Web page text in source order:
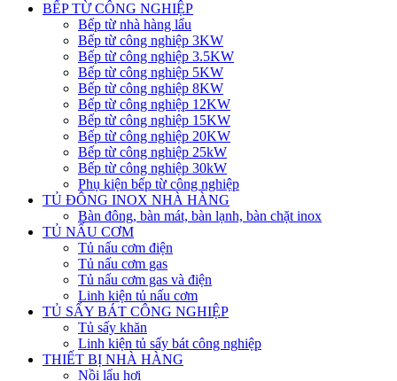
BẾP TỪ CÔNG NGHIỆP
Bếp từ nhà hàng lẩu
Bếp từ công nghiệp 3KW
Bếp từ công nghiệp 3.5KW
Bếp từ công nghiệp 5KW
Bếp từ công nghiệp 8KW
Bếp từ công nghiệp 12KW
Bếp từ công nghiệp 15KW
Bếp từ công nghiệp 20KW
Bếp từ công nghiệp 25kW
Bếp từ công nghiệp 30kW
Phụ kiện bếp từ công nghiệp
TỦ ĐÔNG INOX NHÀ HÀNG
Bàn đông, bàn mát, bàn lạnh, bàn chặt inox
TỦ NẤU CƠM
Tủ nấu cơm điện
Tủ nấu cơm gas
Tủ nấu cơm gas và điện
Linh kiện tủ nấu cơm
TỦ SẤY BÁT CÔNG NGHIỆP
Tủ sấy khăn
Linh kiện tủ sấy bát công nghiệp
THIẾT BỊ NHÀ HÀNG
Nồi lẩu hơi